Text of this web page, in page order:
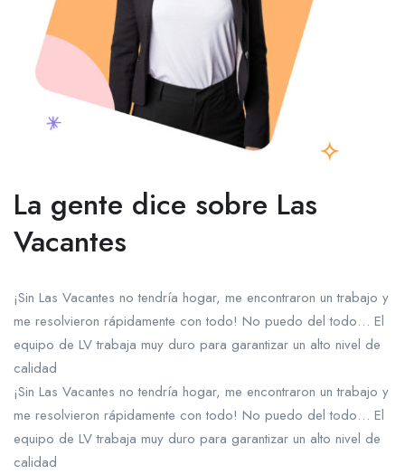
La gente dice sobre Las
Vacantes
¡Sin Las Vacantes no tendría hogar, me encontraron un trabajo y
me resolvieron rápidamente con todo! No puedo del todo… El
equipo de LV trabaja muy duro para garantizar un alto nivel de
calidad
¡Sin Las Vacantes no tendría hogar, me encontraron un trabajo y
me resolvieron rápidamente con todo! No puedo del todo… El
equipo de LV trabaja muy duro para garantizar un alto nivel de
calidad